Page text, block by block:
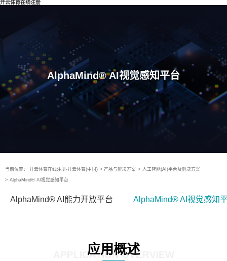
开云体育在线注册
AlphaMind® AI视觉感知平台
当前位置： 开云体育在线注册-开云体育(中国) > 产品与解决方案 > 人工智能(AI)平台及解决方案
> AlphaMind® AI视觉感知平台
AlphaMind® AI能力开放平台 AlphaMind® AI视觉感知
应用概述
APPLICATION OVERVIEW